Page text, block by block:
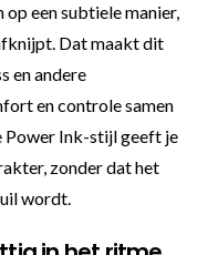
een subtiele manier,
Dat maakt dit
en andere
en controle samen
Power Ink-stijl geeft je
zonder dat het
wordt.